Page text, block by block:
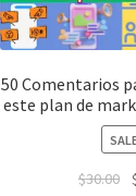
50 Comentarios
este plan de
$30.00